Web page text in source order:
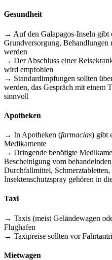
Gesundheit
→ Auf den Galapagos-Inseln gibt
Grundversorgung, Behandlungen
werden
→ Der Abschluss einer
wird empfohlen
→ Standardimpfungen sollten
werden, das Gespräch mit einem
sinnvoll
Apotheken
→ In Apotheken (farmacias) gibt
Medikamente
→ Dringende benötigte
Bescheinigung vom
Durchfallmittel, Schmerztabletten,
Insektenschutzspray gehören in
Taxi
→ Taxis (meist Geländewagen
Flughafen
→ Taxipreise sollten vor
Mietwagen